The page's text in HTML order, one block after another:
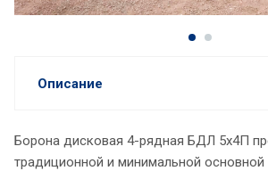
Описание
Борона дисковая 4-рядная БДЛ 5x4П
традиционной и минимальной